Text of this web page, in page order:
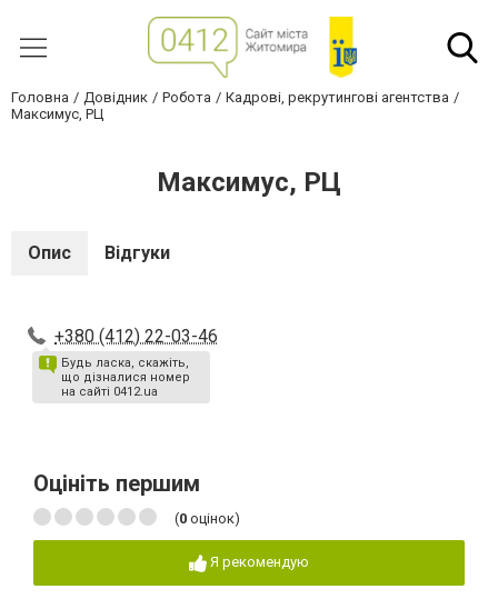
Головна Довідник Робота
Кадрові, рекрутингові агентства
Максимус, РЦ
Максимус, РЦ
Опис Відгуки
+380 (412) 22-03-46
Будь ласка, скажіть,
що дізналися номер
на сайті 0412.ua
Оцініть першим
(0 оцінок)
Я рекомендую